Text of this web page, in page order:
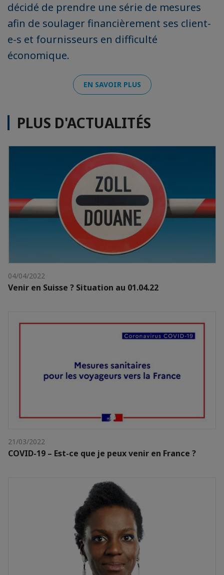
décidé de prendre une série de mesures
afin de soulager financièrement ses client-
e-s et fournisseurs en difficulté
économique.
EN SAVOIR PLUS
PLUS D'ACTUALITÉS
04/04/2022
Venir en Suisse ? Situation au 01.04.22
21/03/2022
COVID-19 – Est-ce que je peux venir en France ?